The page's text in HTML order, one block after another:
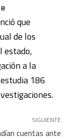
que
de los
estado,
a la
186
SIGUIENTE
cuentas ante